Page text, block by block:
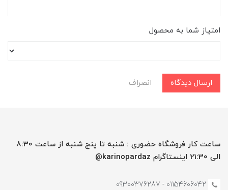
امتیاز شما به محصول
ارسال دیدگاه انصراف
ساعت کار فروشگاه حضوری : شنبه تا پنج شنبه از ساعت 8:30
الی 21:30 اینستاگرام karinopardaz@
01154606042 - 09300376287